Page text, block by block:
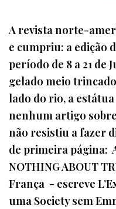
A revista norte-
e cumpriu: a edição
período de 8 a 21 de
gelado meio
lado do rio, a
nenhum artigo
não resistiu a fazer
de primeira página:
NOTHING ABOUT
França - escreve
uma Society sem